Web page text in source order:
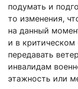
подумать и
то изменения,
на данный
и в
передавать
инвалидам
этажность или